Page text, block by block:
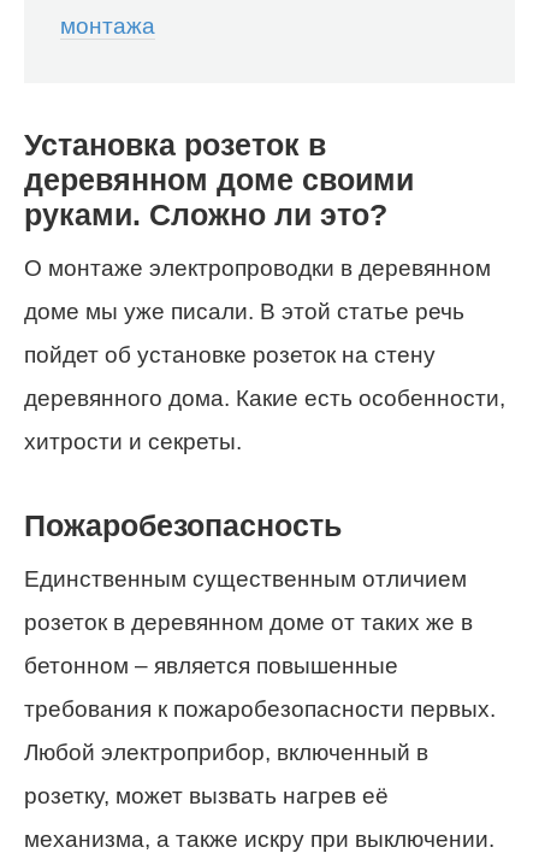
монтажа
Установка розеток в
деревянном доме своими
руками. Сложно ли это?
О монтаже электропроводки в деревянном
доме мы уже писали. В этой статье речь
пойдет об установке розеток на стену
деревянного дома. Какие есть особенности,
хитрости и секреты.
Пожаробезопасность
Единственным существенным отличием
розеток в деревянном доме от таких же в
бетонном – является повышенные
требования к пожаробезопасности первых.
Любой электроприбор, включенный в
розетку, может вызвать нагрев её
механизма, а также искру при выключении.